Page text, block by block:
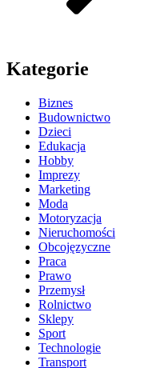
Kategorie
Biznes
Budownictwo
Dzieci
Edukacja
Hobby
Imprezy
Marketing
Moda
Motoryzacja
Nieruchomości
Obcojęzyczne
Praca
Prawo
Przemysł
Rolnictwo
Sklepy
Sport
Technologie
Transport